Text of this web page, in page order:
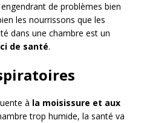
engendrant de problèmes bien
les nourrissons que les
dans une chambre est un
de santé.
à la moisissure et aux
trop humide, la santé va